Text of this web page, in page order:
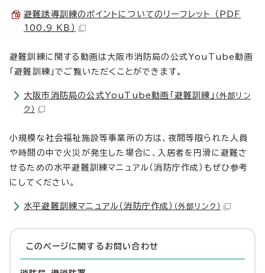
避難誘導訓練のポイントについてのリーフレット （PDF
100.9 KB）
避難訓練に関する動画は大阪市消防局の公式YouTube動画
「避難訓練」でご覧いただくことができます。
大阪市消防局の公式YouTube動画「避難訓練」 （外部リン
ク）
小規模な社会福祉施設等事業所の方は、夜間等限られた人員
や時間の中で火災が発生した場合に、入居者を円滑に避難さ
せるための水平避難訓練マニュアル（消防庁作成）もぜひ参考
にしてください。
水平避難訓練マニュアル（消防庁作成） （外部リンク）
このページに関する お問い合わせ